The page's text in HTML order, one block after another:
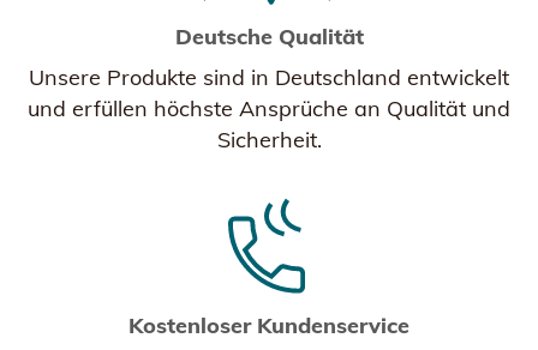
Deutsche Qualität
Unsere Produkte sind in Deutschland entwickelt
und erfüllen höchste Ansprüche an Qualität und
Sicherheit.
Kostenloser Kundenservice